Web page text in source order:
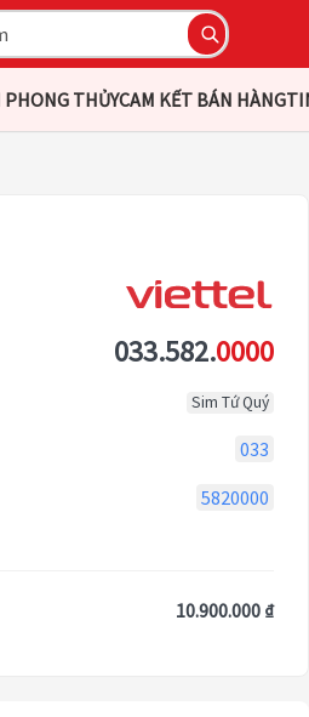
PHONG THỦYCAM KẾT BÁN HÀNG
033.582.0000
Sim Tứ Quý
033
5820000
10.900.000 ₫